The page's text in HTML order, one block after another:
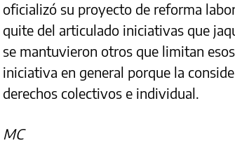
oficializó su proyecto de reforma
quite del articulado iniciativas que
se mantuvieron otros que limitan
iniciativa en general porque la
derechos colectivos e individual.
MC